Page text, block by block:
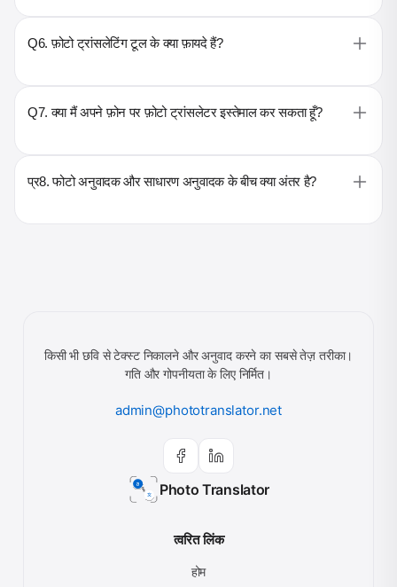
Q6. फ़ोटो ट्रांसलेटिंग टूल के क्या फ़ायदे हैं?
Q7. क्या मैं अपने फ़ोन पर फ़ोटो ट्रांसलेटर इस्तेमाल कर सकता हूँ?
प्र8. फोटो अनुवादक और साधारण अनुवादक के बीच क्या अंतर है?
Photo Translator
किसी भी छवि से टेक्स्ट निकालने और अनुवाद करने का सबसे तेज़ तरीका।
गति और गोपनीयता के लिए निर्मित।
admin@phototranslator.net
त्वरित लिंक
होम